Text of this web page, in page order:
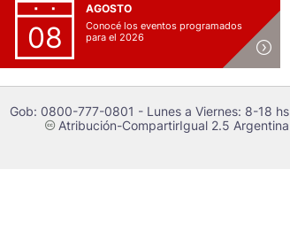
08
AGOSTO
Conocé los eventos programados
para el 2026
Gob: 0800-777-0801 - Lunes a Viernes: 8-18 hs
cAtribución-CompartirIgual 2.5 Argentina